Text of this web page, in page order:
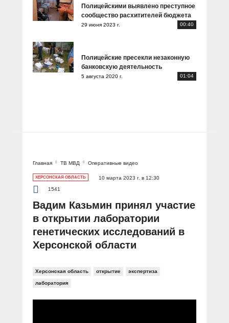
Полицейскими выявлено преступное
сообщество расхитителей бюджета
29 июня 2023 г. 00:40
Полицейские пресекли незаконную
банковскую деятельность
5 августа 2020 г. 01:04
Главная ТВ МВД Оперативные видео
ХЕРСОНСКАЯ ОБЛАСТЬ
10 марта 2023 г. в 12:30
1541
Вадим Казьмин принял участие
в открытии лаборатории
генетических исследований в
Херсонской области
Херсонская область открытие экспертиза
лаборатория